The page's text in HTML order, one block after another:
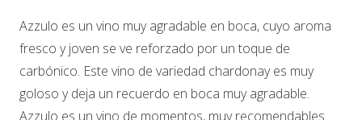
Azzulo es un vino muy agradable en boca, cuyo aroma
fresco y joven se ve reforzado por un toque de
carbónico. Este vino de variedad chardonay es muy
goloso y deja un recuerdo en boca muy agradable.
Azzulo es un vino de momentos, muy recomendables